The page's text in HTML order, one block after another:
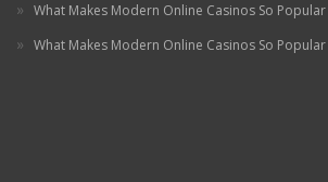
What Makes Modern Online Casinos So Popular
What Makes Modern Online Casinos So Popular